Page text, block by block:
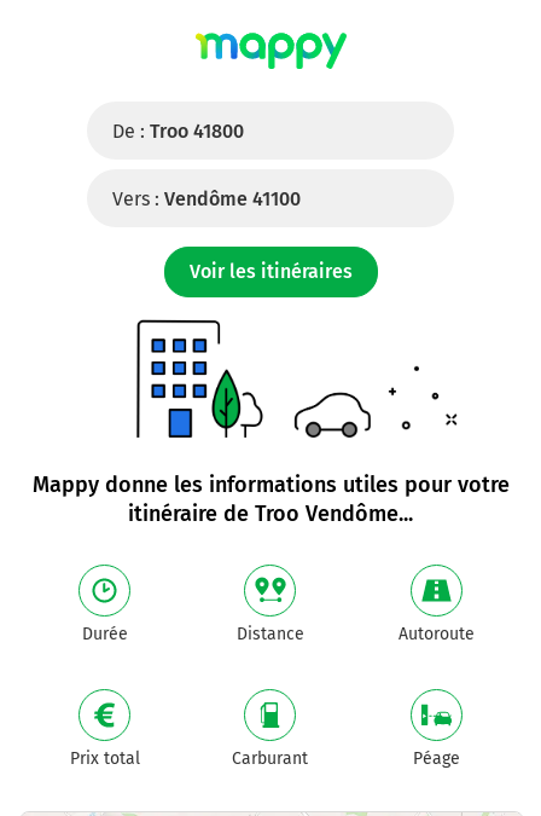
De : Troo 41800
Vers : Vendôme 41100
Voir les itinéraires
Mappy donne les informations utiles pour votre
itinéraire de Troo Vendôme...
Durée Distance Autoroute
Prix total Carburant Péage